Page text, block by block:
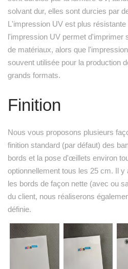
solvant dur, elles sont durcies par
L'impression UV est plus
l'impression UV permet d'imprimer
de matériaux, alors que
souvent utilisée pour la production
grands formats.
Finition
Nous vous proposons plusieurs
finition standard (par défaut) des
bords et la pose d'œillets environ
optionnellement tous les 25 cm. Il
les bords de façon nette (avec ou
du client, nous réaliserons
définie.